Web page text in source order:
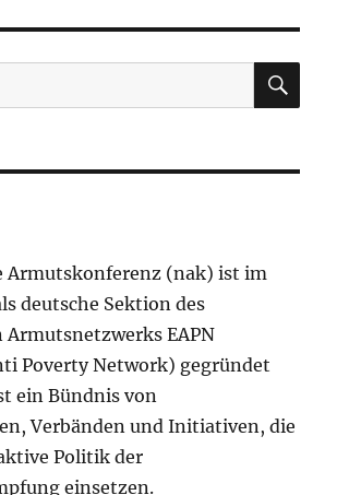
Armutskonferenz (nak) ist im
deutsche Sektion des
Armutsnetzwerks EAPN
Poverty Network) gegründet
ein Bündnis von
Verbänden und Initiativen, die
Politik der
einsetzen.